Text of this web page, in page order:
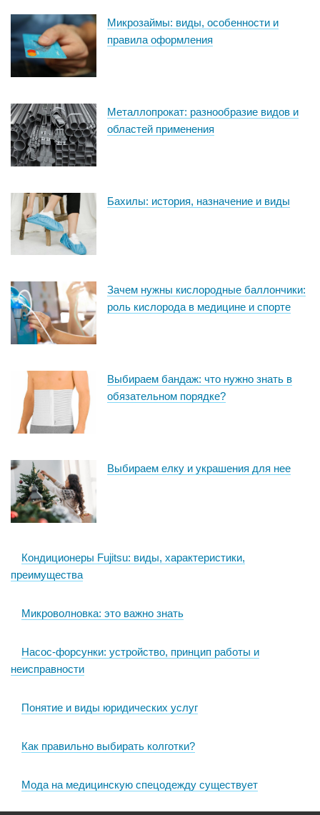
Микрозаймы: виды, особенности и
правила оформления
Металлопрокат: разнообразие видов и
областей применения
Бахилы: история, назначение и виды
Зачем нужны кислородные баллончики:
роль кислорода в медицине и спорте
Выбираем бандаж: что нужно знать в
обязательном порядке?
Выбираем елку и украшения для нее
Кондиционеры Fujitsu: виды, характеристики,
преимущества
Микроволновка: это важно знать
Насос-форсунки: устройство, принцип работы и
неисправности
Понятие и виды юридических услуг
Как правильно выбирать колготки?
Мода на медицинскую спецодежду существует